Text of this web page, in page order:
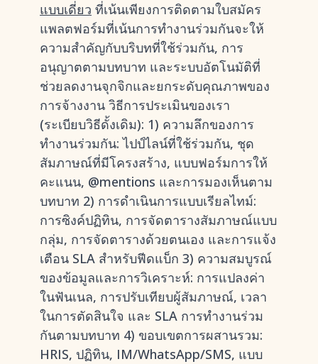
แบบเดี่ยว ที่เน้นเพียงการติดตามใบสมัคร
แพลตฟอร์มที่เน้นการทำงานร่วมกันจะให้
ความสำคัญกับบริบทที่ใช้ร่วมกัน, การ
อนุญาตตามบทบาท และระบบอัตโนมัติที่
ช่วยลดงานจุกจิกและยกระดับคุณภาพของ
การจ้างงาน วิธีการประเมินของเรา
(ระเบียบวิธีดั้งเดิม): 1) ความลึกของการ
ทำงานร่วมกัน: ไปป์ไลน์ที่ใช้ร่วมกัน, ชุด
สัมภาษณ์ที่มีโครงสร้าง, แบบฟอร์มการให้
คะแนน, @mentions และการมองเห็นตาม
บทบาท 2) การดำเนินการแบบเรียลไทม์:
การซิงค์ปฏิทิน, การจัดตารางสัมภาษณ์แบบ
กลุ่ม, การจัดตารางด้วยตนเอง และการแจ้ง
เตือน SLA สำหรับฟีดแบ็ก 3) ความสมบูรณ์
ของข้อมูลและการวิเคราะห์: การแปลงค่า
ในฟันเนล, การปรับเทียบผู้สัมภาษณ์, เวลา
ในการตัดสินใจ และ SLA การทำงานร่วม
กันตามบทบาท 4) ขอบเขตการผสานรวม:
HRIS, ปฏิทิน, IM/WhatsApp/SMS, แบบ